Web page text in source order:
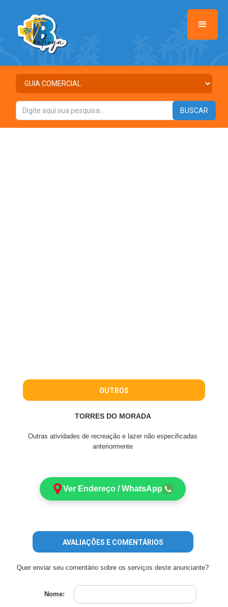
OUTROS
TORRES DO MORADA
Outras atividades de recreação e lazer não especificadas
anteriormente
Ver Endereço / WhatsApp
AVALIAÇÕES E COMENTÁRIOS
Quer enviar seu comentário sobre os serviços deste anunciante?
Nome: